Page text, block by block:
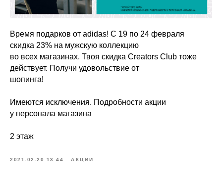
Время подарков от adidas! С 19 по 24 февраля
скидка 23% на мужскую коллекцию
во всех магазинах. Твоя скидка Creators Club тоже
действует. Получи удовольствие от
шопинга!
Имеются исключения. Подробности акции
у персонала магазина
2 этаж
2021-02-20 13:44 АКЦИИ